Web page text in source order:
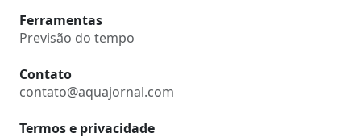
Ferramentas
Previsão do tempo
Contato
contato@aquajornal.com
Termos e privacidade